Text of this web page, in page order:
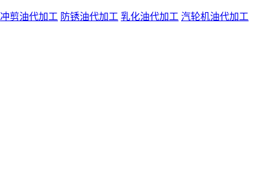
冲剪油代加工 防锈油代加工 乳化油代加工 汽轮机油代加工